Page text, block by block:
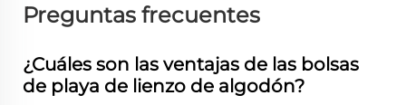
Preguntas frecuentes
¿Cuáles son las ventajas de las bolsas
de playa de lienzo de algodón?